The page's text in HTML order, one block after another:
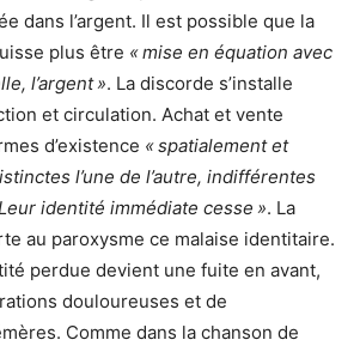
dans l’argent. Il est possible que la
plus être « mise en équation avec
l’argent ». La discorde s’installe
et circulation. Achat et vente
d’existence « spatialement et
l’une de l’autre, indifférentes
identité immédiate cesse ». La
au paroxysme ce malaise identitaire.
perdue devient une fuite en avant,
douloureuses et de
Comme dans la chanson de